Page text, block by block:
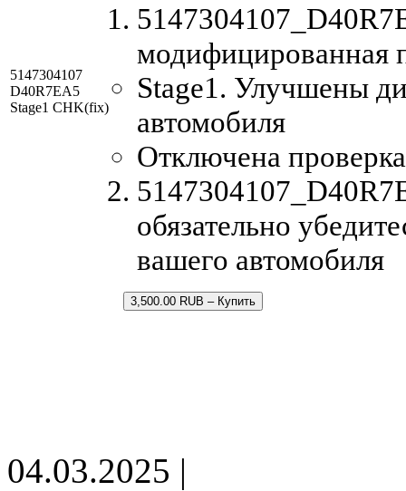
5147304107
D40R7EA5
Stage1 CHK(fix)
модифицированная
Stage1. Улучшены
автомобиля
Отключена
обязательно
вашего автомобиля
3,500.00 RUB – Купить
04.03.2025 |